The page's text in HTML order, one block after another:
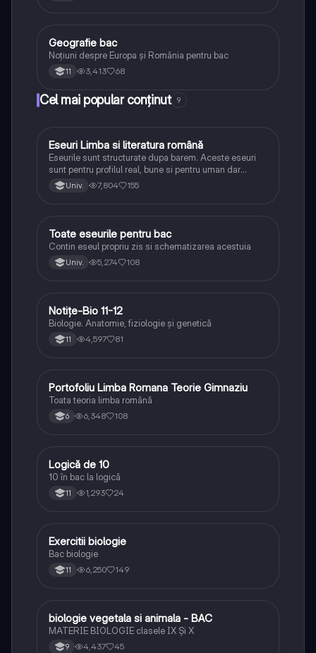
Geografie
Geografie bac
Noțiuni despre Europa și România pentru bac
11 3,413 68
Cel mai popular conținut 9
Limba și literatura română
Eseuri Limba si literatura română
Eseurile sunt structurate dupa barem. Aceste eseuri
sunt pentru profilul real, bune si pentru uman dar
lipsesc relatiile dintre personaje si caracrerizarile.
Univ. 7,804 155
Limba și literatura română
Toate eseurile pentru bac
Contin eseul propriu zis si schematizarea acestuia
Univ. 5,274 108
Biologie
Notițe-Bio 11-12
Biologie. Anatomie, fiziologie și genetică
11 4,597 81
Limba și literatura română
Portofoliu Limba Romana Teorie Gimnaziu
Toata teoria limba română
6 6,348 108
Logică
Logică de 10
10 în bac la logică
11 1,293 24
Biologie
Exercitii biologie
Bac biologie
11 6,250 149
Biologie
biologie vegetala si animala - BAC
MATERIE BIOLOGIE clasele IX Şi X
9 4,437 45